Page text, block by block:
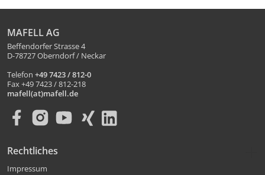
MAFELL AG
Beffendorfer Strasse 4
D-78727 Oberndorf / Neckar
Telefon +49 7423 / 812-0
Fax +49 7423 / 812-218
mafell(at)mafell.de
Rechtliches
Impressum